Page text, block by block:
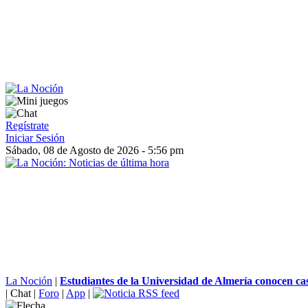
Regístrate
Iniciar Sesión
Sábado, 08 de Agosto de 2026 - 5:56 pm
La Noción | Estudiantes de la Universidad de Almería conocen
| Chat | Foro | App |